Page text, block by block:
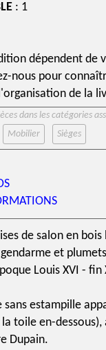
: 1
dépendent de
nous pour
de la
dans les catégories
Mobilier
Sièges
de salon en
et
Louis XVI - fin
sans estampille
toile en-
Dupain.